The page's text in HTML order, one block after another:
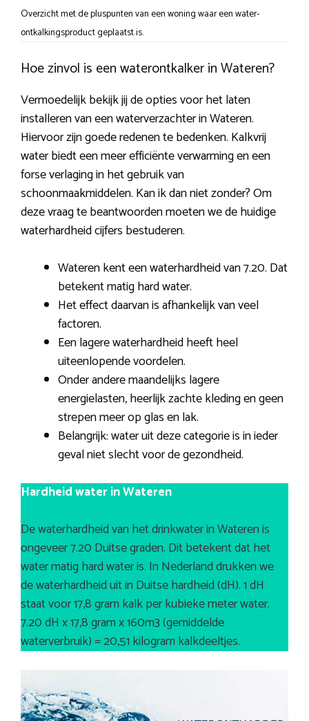
Overzicht met de pluspunten van een woning waar een water-
ontkalkingsproduct geplaatst is.
Hoe zinvol is een waterontkalker in Wateren?
Vermoedelijk bekijk jij de opties voor het laten
installeren van een waterverzachter in Wateren.
Hiervoor zijn goede redenen te bedenken. Kalkvrij
water biedt een meer efficiënte verwarming en een
forse verlaging in het gebruik van
schoonmaakmiddelen. Kan ik dan niet zonder? Om
deze vraag te beantwoorden moeten we de huidige
waterhardheid cijfers bestuderen.
Wateren kent een waterhardheid van 7.20. Dat
betekent matig hard water.
Het effect daarvan is afhankelijk van veel
factoren.
Een lagere waterhardheid heeft heel
uiteenlopende voordelen.
Onder andere maandelijks lagere
energielasten, heerlijk zachte kleding en geen
strepen meer op glas en lak.
Belangrijk: water uit deze categorie is in ieder
geval niet slecht voor de gezondheid.
Hardheid water in Wateren
De waterhardheid van het drinkwater in Wateren is
ongeveer 7.20 Duitse graden. Dit betekent dat het
water matig hard water is. In Nederland drukken we
de waterhardheid uit in Duitse hardheid (dH). 1 dH
staat voor 17,8 gram kalk per kubieke meter water.
7.20 dH x 17,8 gram x 160m3 (gemiddelde
waterverbruik) = 20,51 kilogram kalkdeeltjes.